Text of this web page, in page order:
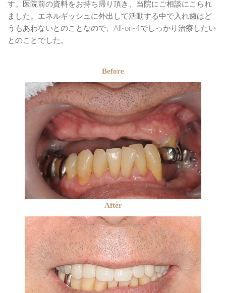
す。医院前の資料をお持ち帰り頂き、当院にご相談にこられ
ました。エネルギッシュに外出して活動する中で入れ歯はど
うもあわないとのことなので、All-on-4でしっかり治療したい
とのことでした。
Before
After